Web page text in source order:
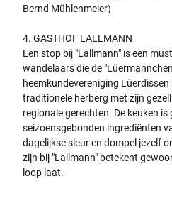
Bernd Mühlenmeier)
4. GASTHOF LALLMANN
Een stop bij "Lallmann" is een
wandelaars die de
heemkundevereniging Lüerdissen
traditionele herberg met zijn
regionale gerechten. De keuken
seizoensgebonden ingrediënten
dagelijkse sleur en dompel jezelf
zijn bij "Lallmann" betekent
loop laat.